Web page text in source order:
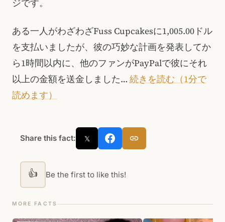
ジです。
ある一人がわざわざFuss Cupcakesに1,005.00ドル
を支払いましたが、彼の巧妙な計画を発表してか
ら1時間以内に、他のファンがPayPalで彼にそれ
以上の金額を送金しました… 続きを読む（1分で
読めます）
Share this fact: 𝕏
👍 Be the first to like this!
MORE FACTS